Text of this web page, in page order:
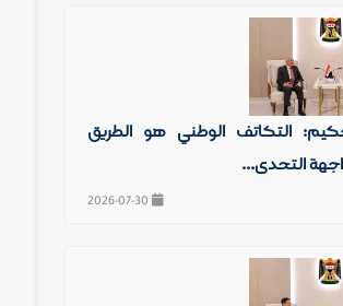
التكاتف الوطني هو الطريق
التحدي...